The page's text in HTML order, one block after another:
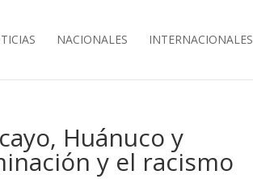
NACIONALES INTERNACIONALES
Huánuco y
y el racismo